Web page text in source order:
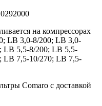
на компрессорах
LB 3,0-8/200; LB 3,0-
LB 5,5-8/200; LB 5,5-
LB 7,5-10/270; LB 7,5-
Comaro с доставкой